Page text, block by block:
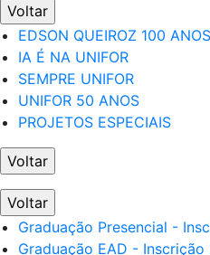
Voltar
EDSON QUEIROZ 100 ANOS
IA É NA UNIFOR
SEMPRE UNIFOR
UNIFOR 50 ANOS
PROJETOS ESPECIAIS
Voltar
Voltar
Graduação Presencial -
Graduação EAD - Inscrição